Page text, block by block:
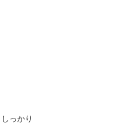
しっかり